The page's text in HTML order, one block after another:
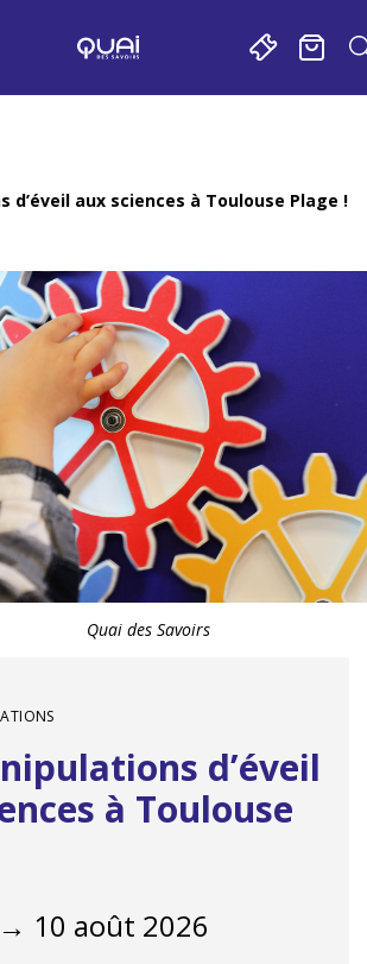
page
d’éveil aux sciences à Toulouse Plage !
Quai des Savoirs
d’éveil
à Toulouse
10 août 2026